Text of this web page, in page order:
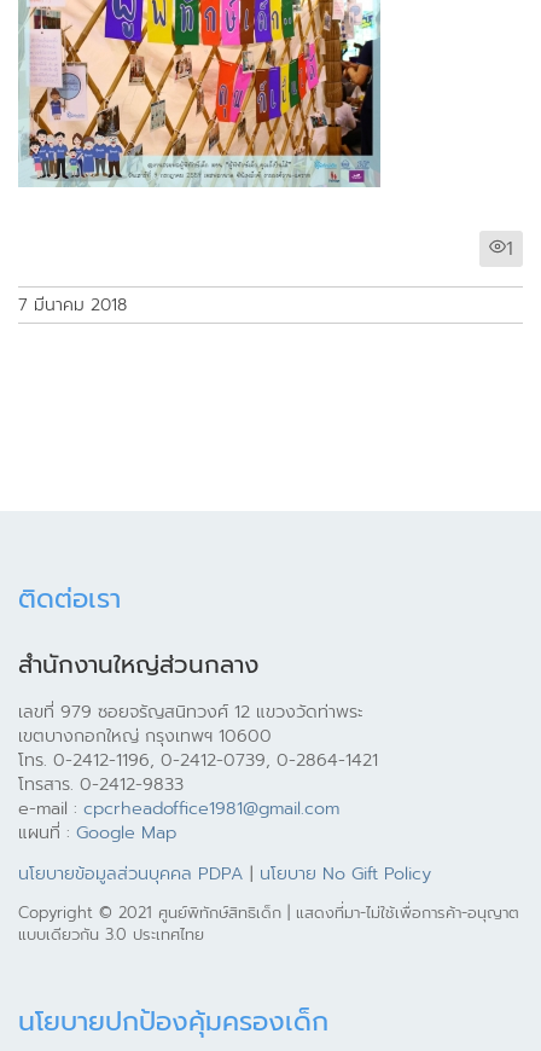
1
7 มีนาคม 2018
ติดต่อเรา
สำนักงานใหญ่ส่วนกลาง
เลขที่ 979 ซอยจรัญสนิทวงศ์ 12 แขวงวัดท่าพระ
เขตบางกอกใหญ่ กรุงเทพฯ 10600
โทร. 0-2412-1196, 0-2412-0739, 0-2864-1421
โทรสาร. 0-2412-9833
e-mail : cpcrheadoffice1981@gmail.com
แผนที่ : Google Map
นโยบายข้อมูลส่วนบุคคล PDPA | นโยบาย No Gift Policy
Copyright © 2021 ศูนย์พิทักษ์สิทธิเด็ก | แสดงที่มา-ไม่ใช้เพื่อการค้า-อนุญาต
แบบเดียวกัน 3.0 ประเทศไทย
นโยบายปกป้องคุ้มครองเด็ก